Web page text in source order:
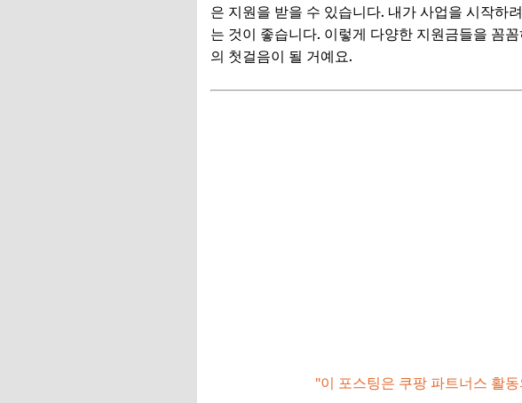
지역별 특화 지원금: 우리 동네 숨겨진
📌 지금 뜨는 꿀정보! 놓치지 마세요
추가할인 코드 WRVE6
은 지원을 받을 수 있습니다. 내가 사업을 시작하
는 것이 좋습니다. 이렇게 다양한 지원금들을 꼼
의 첫걸음이 될 거예요.
"이 포스팅은 쿠팡 파트너스 활